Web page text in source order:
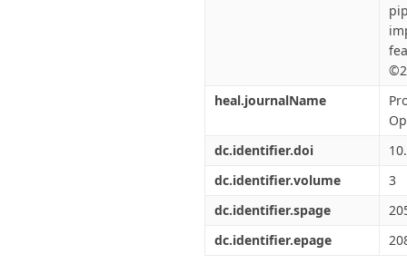
heal.journalName
dc.identifier.doi
dc.identifier.volume
3
dc.identifier.spage
dc.identifier.epage